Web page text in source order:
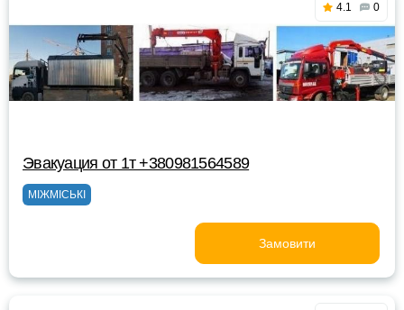
4.1 0
Эвакуация от 1т +380981564589
МІЖМІСЬКІ
Замовити